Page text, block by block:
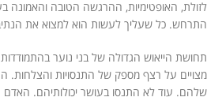
לזולת, האופטימיות, ההרגשה הטובה
התרחש. כל שעליך לעשות הוא למצוא את
תחושת הייאוש הגדולה של בני נוער
מצויים על רצף מספק של התנסויות והצלחות.
שלהם. עוד לא התנסו בעושר יכולותיהם. האדם